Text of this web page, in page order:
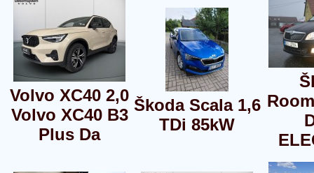
Volvo XC40 2,0
Volvo XC40 B3
Plus Da
Škoda Scala 1,6
TDi 85kW